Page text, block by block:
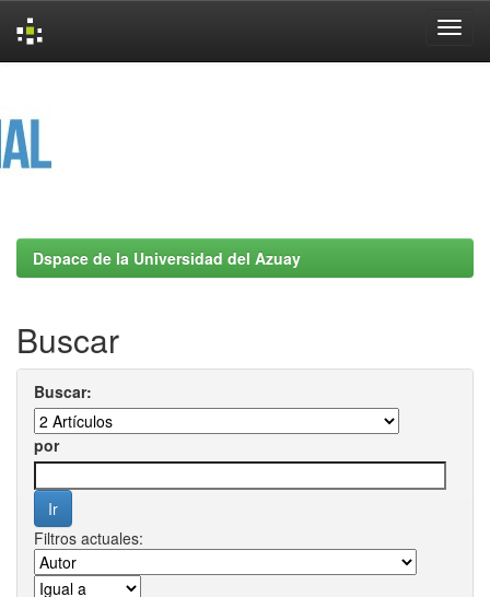
Dspace de la Universidad del Azuay
Buscar
Buscar:
por
Filtros actuales: